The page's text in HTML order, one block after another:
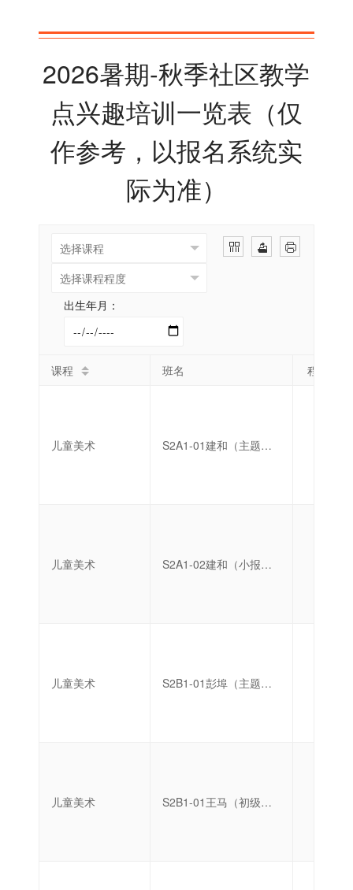
2026暑期-秋季社区教学
点兴趣培训一览表（仅
作参考，以报名系统实
际为准）
出生年月：
课程 班名 程度
儿童美术 S2A1-01建和（主题创作）
儿童美术 S2A1-02建和（小报与插画创作）
儿童美术 S2B1-01彭埠（主题创作）
儿童美术 S2B1-01王马（初级绘本创作）